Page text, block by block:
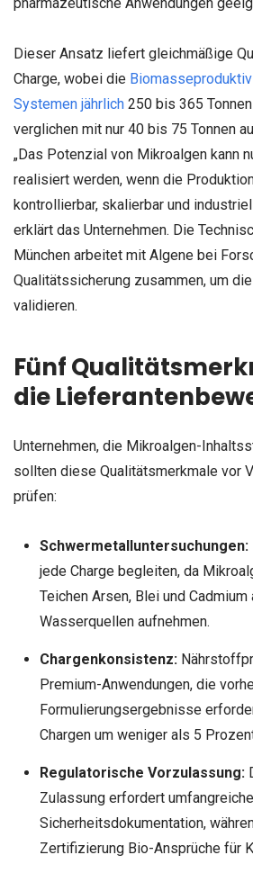
pharmazeutische Anwendungen
Dieser Ansatz liefert gleichmäßige
Charge, wobei die
Systemen jährlich 250 bis 365
verglichen mit nur 40 bis 75 Tonnen
„Das Potenzial von Mikroalgen kann
realisiert werden, wenn die
kontrollierbar, skalierbar und
erklärt das Unternehmen. Die
München arbeitet mit Algene bei
Qualitätssicherung zusammen, um
validieren.
Fünf
die
Unternehmen, die Mikroalgen-
sollten diese Qualitätsmerkmale vor
prüfen:
Schwermetalluntersuchungen:
jede Charge begleiten, da
Teichen Arsen, Blei und
Wasserquellen aufnehmen.
Chargenkonsistenz:
Premium-Anwendungen, die
Formulierungsergebnisse
Chargen um weniger als 5
Regulatorische Vorzulassung:
Zulassung erfordert umfangreiche
Sicherheitsdokumentation,
Zertifizierung Bio-Ansprüche für